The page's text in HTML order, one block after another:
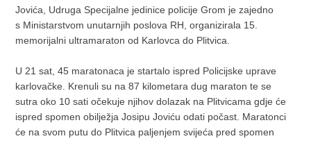
Jovića, Udruga Specijalne jedinice policije Grom je zajedno
s Ministarstvom unutarnjih poslova RH, organizirala 15.
memorijalni ultramaraton od Karlovca do Plitvica.
U 21 sat, 45 maratonaca je startalo ispred Policijske uprave
karlovačke. Krenuli su na 87 kilometara dug maraton te se
sutra oko 10 sati očekuje njihov dolazak na Plitvicama gdje će
ispred spomen obilježja Josipu Joviću odati počast. Maratonci
će na svom putu do Plitvica paljenjem svijeća pred spomen